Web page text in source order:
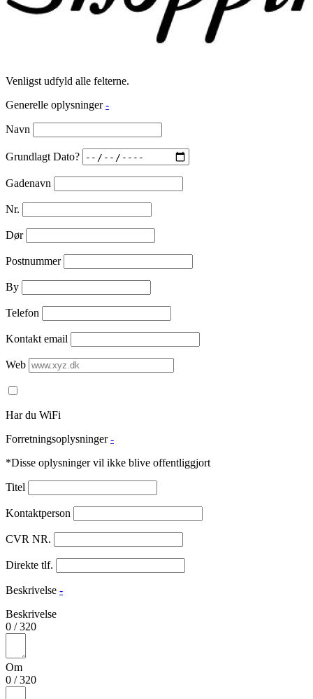
Venligst udfyld alle felterne.
Generelle oplysninger -
Navn
Grundlagt Dato?
Gadenavn
Nr.
Dør
Postnummer
By
Telefon
Kontakt email
Web
Har du WiFi
Forretningsoplysninger -
*Disse oplysninger vil ikke blive offentliggjort
Titel
Kontaktperson
CVR NR.
Direkte tlf.
Beskrivelse -
Beskrivelse
0 /320
Om
0 /320